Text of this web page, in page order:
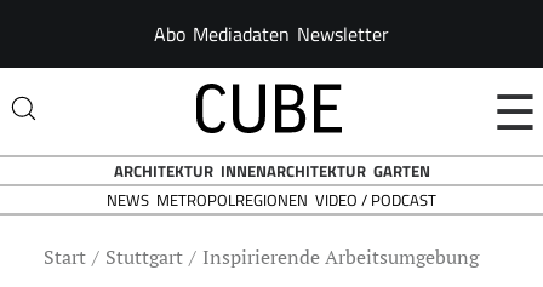
Abo Mediadaten Newsletter
☰
ARCHITEKTUR INNENARCHITEKTUR GARTEN
NEWS METROPOLREGIONEN VIDEO / PODCAST
Start Stuttgart Inspirierende Arbeitsumgebung